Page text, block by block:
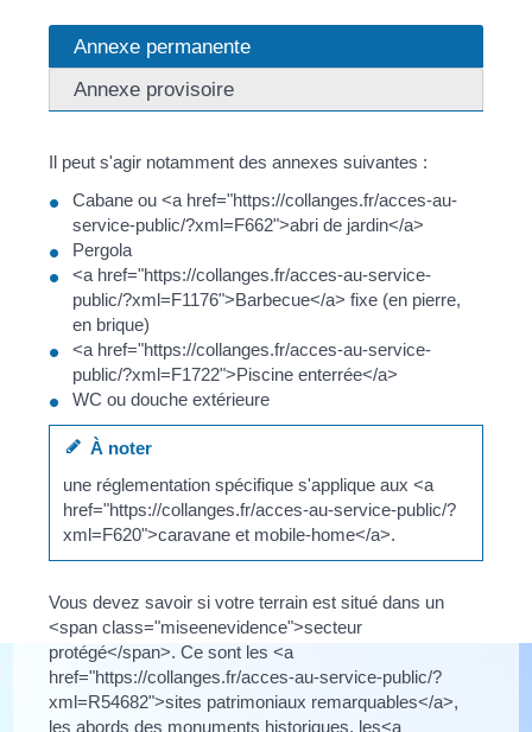
Annexe permanente
Annexe provisoire
Il peut s'agir notamment des annexes suivantes :
Cabane ou <a href="https://collanges.fr/acces-au-
service-public/?xml=F662">abri de jardin</a>
Pergola
<a href="https://collanges.fr/acces-au-service-
public/?xml=F1176">Barbecue</a> fixe (en pierre,
en brique)
<a href="https://collanges.fr/acces-au-service-
public/?xml=F1722">Piscine enterrée</a>
WC ou douche extérieure
À noter
une réglementation spécifique s'applique aux <a
href="https://collanges.fr/acces-au-service-public/?
xml=F620">caravane et mobile-home</a>.
Vous devez savoir si votre terrain est situé dans un
<span class="miseenevidence">secteur
protégé</span>. Ce sont les <a
href="https://collanges.fr/acces-au-service-public/?
xml=R54682">sites patrimoniaux remarquables</a>,
les abords des monuments historiques, les<a